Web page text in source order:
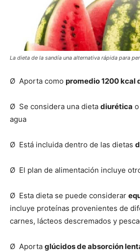
La dieta de la sandía una alternativa rápida para
Ø Aporta como promedio1200 kcal
Ø Se considera una dieta diurética
agua
Ø Está incluida dentro de las dietas
Ø El plan de alimentación incluye
Ø Esta dieta se puede considerar
incluye proteínas provenientes de
carnes, lácteos descremados y
Ø Aporta glúcidos de absorción